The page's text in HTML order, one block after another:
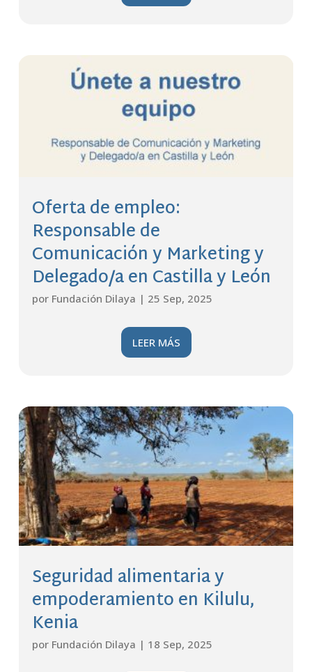
Oferta de empleo:
Responsable de
Comunicación y Marketing y
Delegado/a en Castilla y León
por Fundación Dilaya | 25 Sep, 2025
LEER MÁS
Seguridad alimentaria y
empoderamiento en Kilulu,
Kenia
por Fundación Dilaya | 18 Sep, 2025